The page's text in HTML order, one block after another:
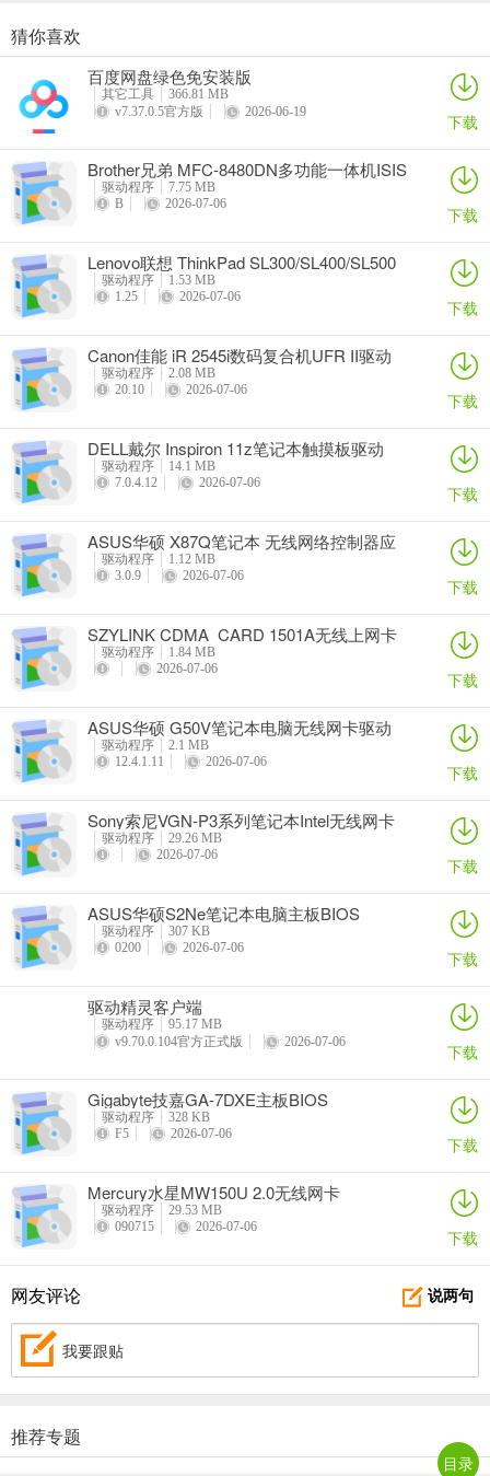
奥睿科PAS3062-2E/PAS3062-2S/PAS3064-2S2E系列扩展卡驱动
详情
Canon佳能 PowerShot A310 WIA驱动
详情
AMD Mobility Radeon HD 2000/HD 3000/HD 4000/HD 5000系列移动显卡催化剂驱动
映泰Hi-Fi H77S 5.x主板BIOS
猜你喜欢
百度网盘绿色免安装版
其它工具
366.81 MB
v7.37.0.5官方版
2026-06-19 下载
Brother兄弟 MFC-8480DN多功能一体机ISIS
驱动
驱动程序
7.75 MB
B
2026-07-06 下载
Lenovo联想 ThinkPad SL300/SL400/SL500
笔记本BIOS
驱动程序
1.53 MB
1.25
2026-07-06 下载
Canon佳能 iR 2545i数码复合机UFR II驱动
驱动程序
2.08 MB
20.10
2026-07-06 下载
DELL戴尔 Inspiron 11z笔记本触摸板驱动
驱动程序
14.1 MB
7.0.4.12
2026-07-06 下载
ASUS华硕 X87Q笔记本 无线网络控制器应
用程序
驱动程序
1.12 MB
3.0.9
2026-07-06 下载
SZYLINK CDMA_CARD 1501A无线上网卡
驱动程序
1.84 MB
2026-07-06
下载
ASUS华硕 G50V笔记本电脑无线网卡驱动
驱动程序
2.1 MB
12.4.1.11
2026-07-06 下载
Sony索尼VGN-P3系列笔记本Intel无线网卡
驱动
驱动程序
29.26 MB
2026-07-06
下载
ASUS华硕S2Ne笔记本电脑主板BIOS
驱动程序
307 KB
0200
2026-07-06 下载
驱动精灵客户端
驱动程序
95.17 MB
v9.70.0.104官方正式版
2026-07-06 下载
Gigabyte技嘉GA-7DXE主板BIOS
驱动程序
328 KB
F5
2026-07-06 下载
Mercury水星MW150U 2.0无线网卡
驱动程序
29.53 MB
090715
2026-07-06 下载
说两句
网友评论
我要跟贴
推荐专题
目录